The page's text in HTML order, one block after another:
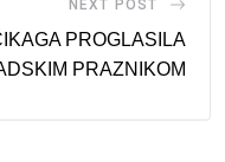
NEXT POST
PROGLASILA
PRAZNIKOM